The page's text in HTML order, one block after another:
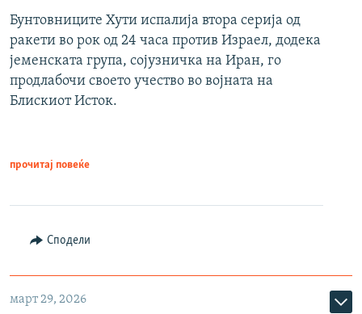
Бунтовниците Хути испалија втора серија од
ракети во рок од 24 часа против Израел, додека
јеменската група, сојузничка на Иран, го
продлабочи своето учество во војната на
Блискиот Исток.
прочитај повеќе
Сподели
март 29, 2026